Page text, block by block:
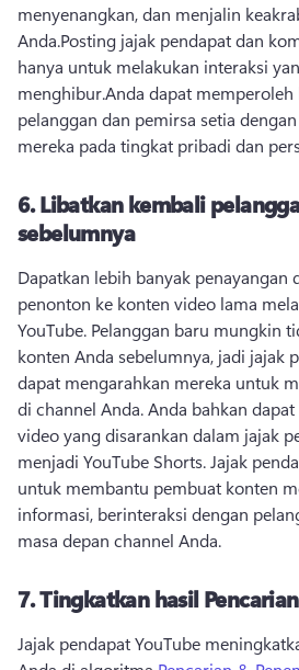
menyenangkan, dan menjalin
Anda.Posting jajak pendapat dan
hanya untuk melakukan interaksi
menghibur.Anda dapat
pelanggan dan pemirsa setia
mereka pada tingkat pribadi dan
6.Libatkan kembali
sebelumnya
Dapatkan lebih banyak penayangan
penonton ke konten video lama
YouTube. Pelanggan baru mungkin
konten Anda sebelumnya, jadi jajak
dapat mengarahkan mereka untuk
di channel Anda. Anda bahkan
video yang disarankan dalam jajak
menjadi YouTube Shorts. Jajak
untuk membantu pembuat konten
informasi, berinteraksi dengan
masa depan channel Anda.
7.Tingkatkan hasil
Jajak pendapat YouTube